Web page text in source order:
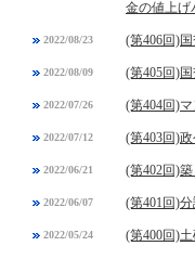
金の値上げ
2022/08/23 (第406回)
2022/08/09 (第405回)
2022/07/26 (第404回)
2022/07/12 (第403回)
2022/06/21 (第402回)
2022/06/07 (第401回)
2022/05/24 (第400回)